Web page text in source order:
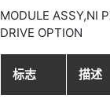
MODULE ASSY,NI
DRIVE OPTION
标志 描述